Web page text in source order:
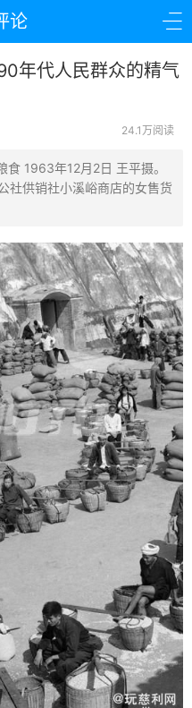
论
年代人民群众的精气
24.1万阅读
1963年12月2日 王平摄。
社供销社小溪峪商店的女售货